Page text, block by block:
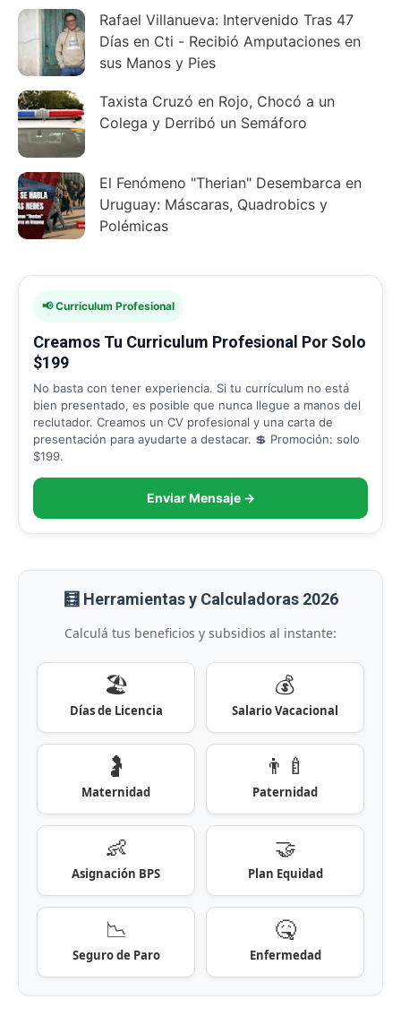
Rafael Villanueva: Intervenido Tras 47
Días en Cti - Recibió Amputaciones en
sus Manos y Pies
Taxista Cruzó en Rojo, Chocó a un
Colega y Derribó un Semáforo
El Fenómeno "Therian" Desembarca en
Uruguay: Máscaras, Quadrobics y
Polémicas
📢 Curriculum Profesional
Creamos Tu Curriculum Profesional Por Solo
$199
No basta con tener experiencia. Si tu currículum no está
bien presentado, es posible que nunca llegue a manos del
reclutador. Creamos un CV profesional y una carta de
presentación para ayudarte a destacar. 💲 Promoción: solo
$199.
Enviar Mensaje →
🧮 Herramientas y Calculadoras 2026
Calculá tus beneficios y subsidios al instante:
🏖️
Días de Licencia
💰
Salario Vacacional
🤰
Maternidad
👨‍🍼
Paternidad
👶
Asignación BPS
🤝
Plan Equidad
📉
Seguro de Paro
🤒
Enfermedad